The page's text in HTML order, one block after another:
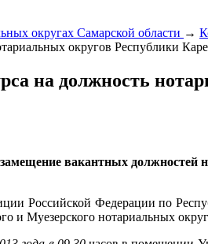
округах Самарской области →
округов Республики
на должность
вакантных должностей
Российской Федерации по
и Муезерского нотариальных